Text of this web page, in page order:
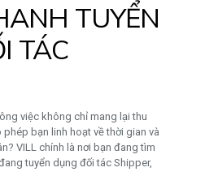
TUYỂN
TÁC
việc không chỉ mang lại thu
bạn linh hoạt về thời gian và
VILL chính là nơi bạn đang tìm
tuyển dụng đối tác Shipper,